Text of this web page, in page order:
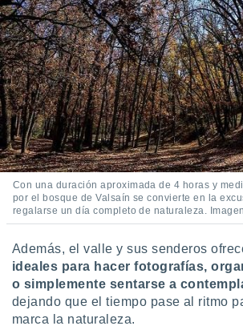
Con una duración aproximada de 4 horas y
por el bosque de Valsaín se convierte en la
regalarse un día completo de naturaleza.
Además, el valle y sus senderos
ideales para hacer fotografías,
o simplemente sentarse a
dejando que el tiempo pase al ritmo
marca la naturaleza.